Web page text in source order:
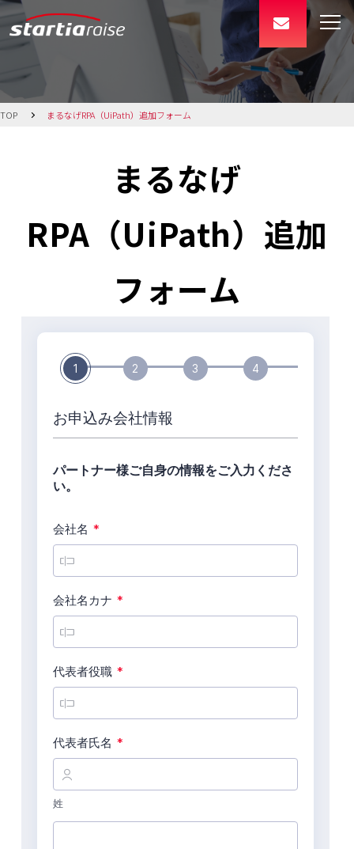
CLOSE
BowNowの特長
導入事例
テキストテキスト
テキストテキスト
テキストテキスト
テキストテキスト
TOP まるなげRPA（UiPath）追加フォーム
まるなげ
RPA（UiPath）追加
フォーム